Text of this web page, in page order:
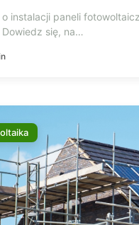
o instalacji paneli
się, na…